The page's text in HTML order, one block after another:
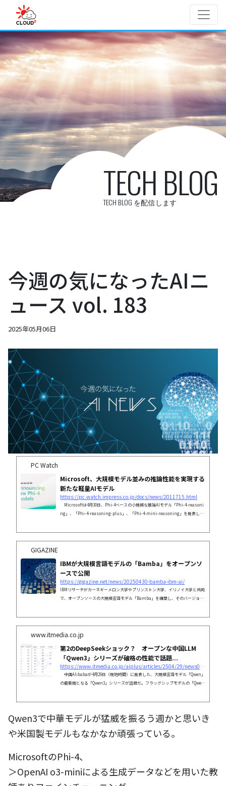
Skip to main content
TECH BLOG
TECH BLOG を配信します
今週の気になったAIニ
ュース vol. 183
2025年05月06日
PC Watch
Microsoft、大規模モデル並みの推論性能を実現する
新たな軽量AIモデル
https://pc.watch.impress.co.jp/docs/news/2011715.html
Microsoftは4月30日、Phi-4ベースの小規模な推論AIモデル「Phi-4-reasoni
ng」、「Phi-4-reasoning-plus」、「Phi-4-mini-reasoning」を発表し
GIGAZINE
IBMが大規模言語モデルの「Bamba」をオープンソ
ースで公開
https://gigazine.net/news/20250430-bamba-ibm-ai/
IBMリサーチがカーネギーメロン大学やプリンストン大学、イリノイ大学と共同
で、オープンソースの大規模言語モデル「Bamba」を構築し、そのバージョン
www.itmedia.co.jp
第2のDeepSeekショック？ オープンな中国LLM
「Qwen3」シリーズが破格の性能で話題...
https://www.itmedia.co.jp/aiplus/articles/2504/29/news087.html
中国Alibabaが4月29日（現地時間）に発表した、大規模言語モデル「Qwen」
の最新版となる「Qwen3」シリーズが話題だ。フラッグシップモデルの「Qwen
くの項目で上回るとしている。
Qwen3で中華モデルが猛威を振るう週かと思いき
や米国製モデルもなかなか頑張っている。
MicrosoftのPhi-4、
＞OpenAI o3-miniによる生成データなどを用いた教